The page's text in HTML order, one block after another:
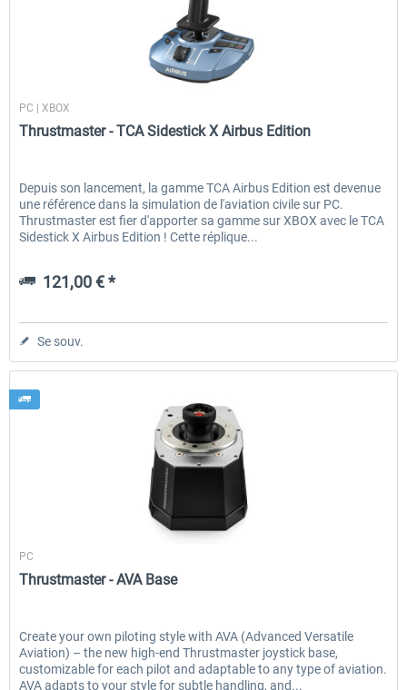
Thrustmaster
PC | XBOX
Thrustmaster - TCA Sidestick X Airbus Edition
Depuis son lancement, la gamme TCA Airbus Edition est devenue
une référence dans la simulation de l'aviation civile sur PC.
Thrustmaster est fier d'apporter sa gamme sur XBOX avec le TCA
Sidestick X Airbus Edition ! Cette réplique...
121,00 € *
Se souv.
Thrustmaster
PC
Thrustmaster - AVA Base
Create your own piloting style with AVA (Advanced Versatile
Aviation) – the new high-end Thrustmaster joystick base,
customizable for each pilot and adaptable to any type of aviation.
AVA adapts to your style for subtle handling, and...